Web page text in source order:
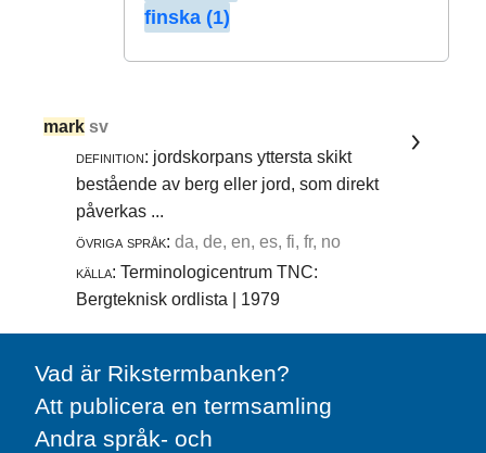
finska (1)
mark sv
definition: jordskorpans yttersta skikt
bestående av berg eller jord, som direkt
påverkas ...
övriga språk: da, de, en, es, fi, fr, no
källa: Terminologicentrum TNC:
Bergteknisk ordlista | 1979
Vad är Rikstermbanken?
Att publicera en termsamling
Andra språk- och